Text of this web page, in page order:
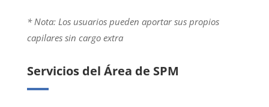
* Nota: Los usuarios pueden aportar sus propios
capilares sin cargo extra
Servicios del Área de SPM